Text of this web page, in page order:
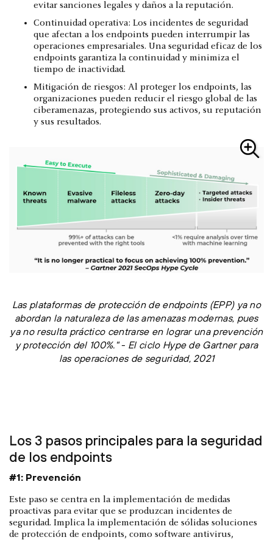
evitar sanciones legales y daños a la reputación.
Continuidad operativa: Los incidentes de seguridad
que afectan a los endpoints pueden interrumpir las
operaciones empresariales. Una seguridad eficaz de los
endpoints garantiza la continuidad y minimiza el
tiempo de inactividad.
Mitigación de riesgos: Al proteger los endpoints, las
organizaciones pueden reducir el riesgo global de las
ciberamenazas, protegiendo sus activos, su reputación
y sus resultados.
Las plataformas de protección de endpoints (EPP) ya no
abordan la naturaleza de las amenazas modernas, pues
ya no resulta práctico centrarse en lograr una prevención
y protección del 100%." - El ciclo Hype de Gartner para
las operaciones de seguridad, 2021
Los 3 pasos principales para la seguridad
de los endpoints
#1: Prevención
Este paso se centra en la implementación de medidas
proactivas para evitar que se produzcan incidentes de
seguridad. Implica la implementación de sólidas soluciones
de protección de endpoints, como software antivirus,